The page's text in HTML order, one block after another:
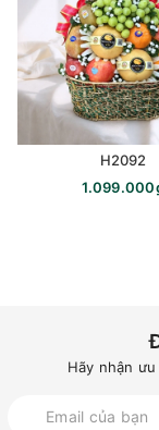
H2092
Hãy nhận